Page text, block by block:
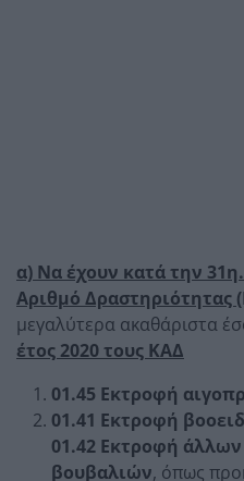
α) Να έχουν κατά την
Αριθμό Δραστηριότητας
μεγαλύτερα ακαθάριστα
έτος 2020 τους ΚΑΔ
01.45 Εκτροφή
01.41 Εκτροφή
01.42 Εκτροφή
βουβαλιών, όπως